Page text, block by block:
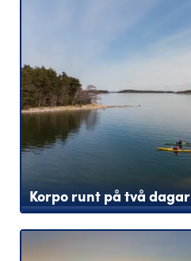
Korpo runt på två dagar